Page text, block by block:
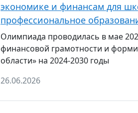
экономике и финансам для
профессиональное
Олимпиада проводилась в мае
финансовой грамотности и
области» на 2024-2030 годы
26.06.2026